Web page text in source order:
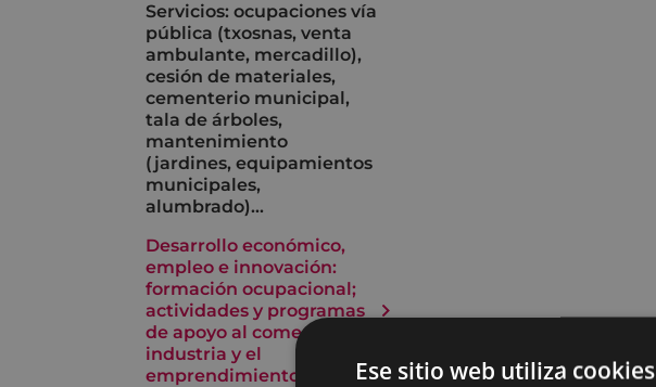
Servicios: ocupaciones vía
pública (txosnas, venta
ambulante, mercadillo),
cesión de materiales,
cementerio municipal,
tala de árboles,
mantenimiento
(jardines, equipamientos
municipales,
alumbrado)...
Desarrollo económico,
empleo e innovación:
formación ocupacional;
actividades y programas
de apoyo al comercio, la
industria y el
emprendimiento...
Ese sitio web utiliza cookies